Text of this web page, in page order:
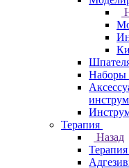
Наборы
Терапия
Назад
Терапия